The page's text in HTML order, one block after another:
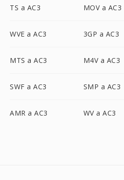
TS a AC3 MOV a AC3
WVE a AC3 3GP a AC3
MTS a AC3 M4V a AC3
SWF a AC3 SMP a AC3
AMR a AC3 WV a AC3